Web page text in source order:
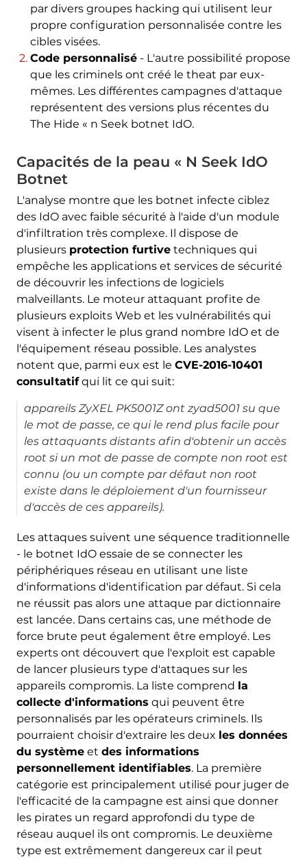
par divers groupes hacking qui utilisent leur
propre configuration personnalisée contre les
cibles visées.
Code personnalisé- L'autre possibilité propose
que les criminels ont créé le theat par eux-
mêmes. Les différentes campagnes d'attaque
représentent des versions plus récentes du
The Hide « n Seek botnet IdO.
Capacités de la peau « N Seek IdO
Botnet
L'analyse montre que les botnet infecte ciblez
des IdO avec faible sécurité à l'aide d'un module
d'infiltration très complexe. Il dispose de
plusieurs protection furtivetechniques qui
empêche les applications et services de sécurité
de découvrir les infections de logiciels
malveillants. Le moteur attaquant profite de
plusieurs exploits Web et les vulnérabilités qui
visent à infecter le plus grand nombre IdO et de
l'équipement réseau possible. Les analystes
notent que, parmi eux est le CVE-2016-10401
consultatifqui lit ce qui suit:
appareils ZyXEL PK5001Z ont zyad5001 su que
le mot de passe, ce qui le rend plus facile pour
les attaquants distants afin d'obtenir un accès
root si un mot de passe de compte non root est
connu (ou un compte par défaut non root
existe dans le déploiement d'un fournisseur
d'accès de ces appareils).
Les attaques suivent une séquence traditionnelle
- le botnet IdO essaie de se connecter les
périphériques réseau en utilisant une liste
d'informations d'identification par défaut. Si cela
ne réussit pas alors une attaque par dictionnaire
est lancée. Dans certains cas, une méthode de
force brute peut également être employé. Les
experts ont découvert que l'exploit est capable
de lancer plusieurs type d'attaques sur les
appareils compromis. La liste comprend la
collecte d'informations qui peuvent être
personnalisés par les opérateurs criminels. Ils
pourraient choisir d'extraire les deux les données
du systèmeet des informations
personnellement identifiables. La première
catégorie est principalement utilisé pour juger de
l'efficacité de la campagne est ainsi que donner
les pirates un regard approfondi du type de
réseau auquel ils ont compromis. Le deuxième
type est extrêmement dangereux car il peut